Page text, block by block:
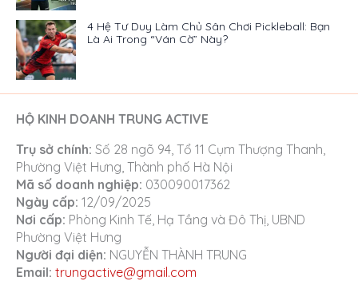
4 Hệ Tư Duy Làm Chủ Sân Chơi Pickleball: Bạn
Là Ai Trong “Ván Cờ” Này?
HỘ KINH DOANH TRUNG ACTIVE
Trụ sở chính: Số 28 ngõ 94, Tổ 11 Cụm Thượng Thanh,
Phường Việt Hưng, Thành phố Hà Nội
Mã số doanh nghiệp: 030090017362
Ngày cấp: 12/09/2025
Nơi cấp: Phòng Kinh Tế, Hạ Tầng và Đô Thị, UBND
Phường Việt Hưng
Người đại diện: NGUYỄN THÀNH TRUNG
Email: trungactive@gmail.com